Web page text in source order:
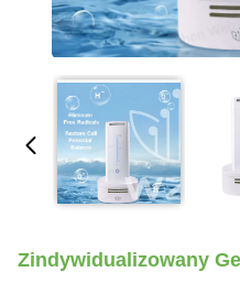
Zindywidualizowany